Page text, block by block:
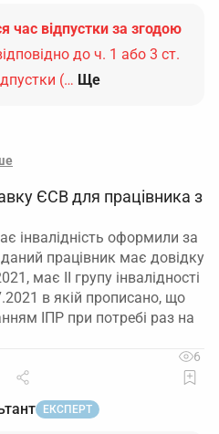
час відпустки за згодою
до ч. 1 або 3 ст.
(… Ще
ЄСВ для працівника з
інвалідність оформили за
працівник має довідку
має ІІ групу інвалідності
в якій прописано, що
ІПР при потребі раз на
6
ЕКСПЕРТ